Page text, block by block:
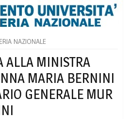
NAZIONALE
ALLA MINISTRA
MARIA BERNINI
GENERALE MUR